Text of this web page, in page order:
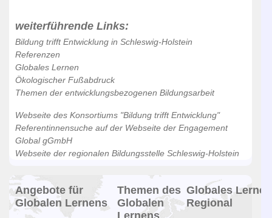
weiterführende Links:
Bildung trifft Entwicklung in Schleswig-Holstein
Referenzen
Globales Lernen
Ökologischer Fußabdruck
Themen der entwicklungsbezogenen Bildungsarbeit
Webseite des Konsortiums "Bildung trifft Entwicklung"
Referentinnensuche auf der Webseite der Engagement
Global gGmbH
Webseite der regionalen Bildungsstelle Schleswig-Holstein
Angebote für
Globalen Lernens
Themen des
Globalen
Globales Lernen
Regional